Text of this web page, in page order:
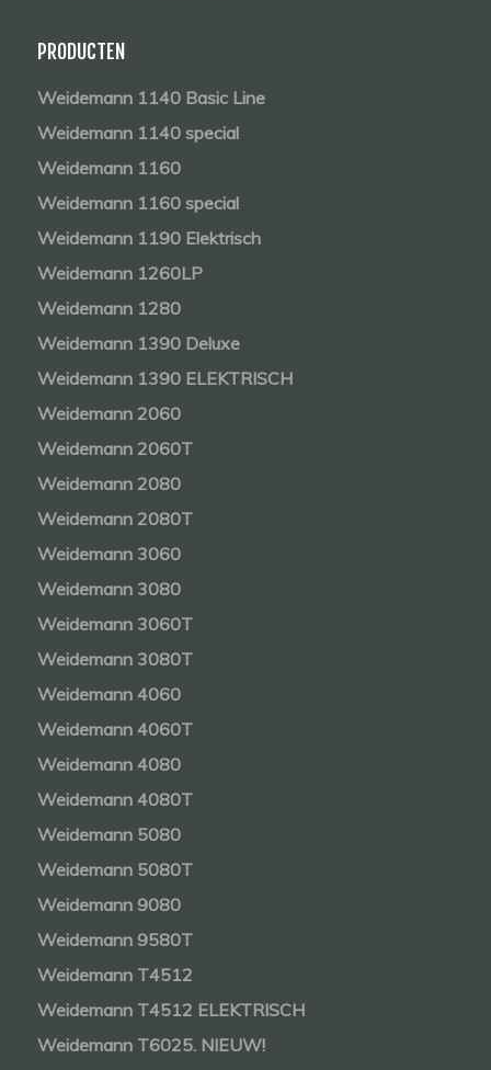
PRODUCTEN
Weidemann 1140 Basic Line
Weidemann 1140 special
Weidemann 1160
Weidemann 1160 special
Weidemann 1190 Elektrisch
Weidemann 1260LP
Weidemann 1280
Weidemann 1390 Deluxe
Weidemann 1390 ELEKTRISCH
Weidemann 2060
Weidemann 2060T
Weidemann 2080
Weidemann 2080T
Weidemann 3060
Weidemann 3080
Weidemann 3060T
Weidemann 3080T
Weidemann 4060
Weidemann 4060T
Weidemann 4080
Weidemann 4080T
Weidemann 5080
Weidemann 5080T
Weidemann 9080
Weidemann 9580T
Weidemann T4512
Weidemann T4512 ELEKTRISCH
Weidemann T6025. NIEUW!